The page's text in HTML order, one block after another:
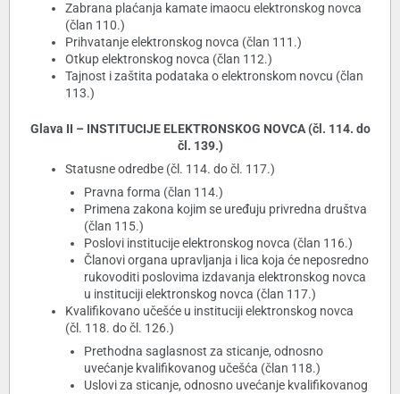
Zabrana plaćanja kamate imaocu elektronskog novca
(član 110.)
Prihvatanje elektronskog novca (član 111.)
Otkup elektronskog novca (član 112.)
Tajnost i zaštita podataka o elektronskom novcu (član
113.)
Glava II – INSTITUCIJE ELEKTRONSKOG NOVCA (čl. 114. do
čl. 139.)
Statusne odredbe (čl. 114. do čl. 117.)
Pravna forma (član 114.)
Primena zakona kojim se uređuju privredna društva
(član 115.)
Poslovi institucije elektronskog novca (član 116.)
Članovi organa upravljanja i lica koja će neposredno
rukovoditi poslovima izdavanja elektronskog novca
u instituciji elektronskog novca (član 117.)
Kvalifikovano učešće u instituciji elektronskog novca
(čl. 118. do čl. 126.)
Prethodna saglasnost za sticanje, odnosno
uvećanje kvalifikovanog učešća (član 118.)
Uslovi za sticanje, odnosno uvećanje kvalifikovanog